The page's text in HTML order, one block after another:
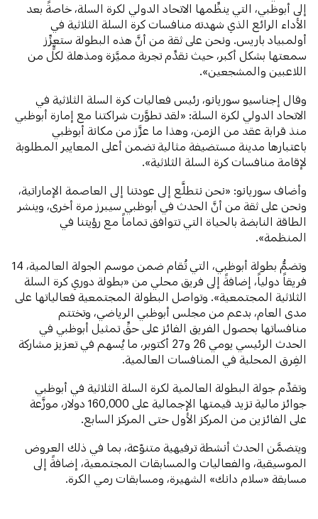
إلى أبوظبي، التي ينظِّمها الاتحاد الدولي لكرة السلة، خاصةً بعد
الأداء الرائع الذي شهدته منافسات كرة السلة الثلاثية في
أولمبياد باريس. ونحن على ثقة من أنَّ هذه البطولة ستعزِّز
سمعتها بشكل أكبر، حيث نقدِّم تجربة مميَّزة ومذهلة لكلٍّ من
اللاعبين والمشجعين».
وقال إجناسيو سوريانو، رئيس فعاليات كرة السلة الثلاثية في
الاتحاد الدولي لكرة السلة: «لقد تطوَّرت شراكتنا مع إمارة أبوظبي
منذ قرابة عقد من الزمن، وهذا ما عزَّز من مكانة أبوظبي
باعتبارها مدينة مستضيفة مثالية تضمن أعلى المعايير المطلوبة
لإقامة منافسات كرة السلة الثلاثية».
وأضاف سوريانو: «نحن نتطلَّع إلى عودتنا إلى العاصمة الإماراتية،
ونحن على ثقة من أنَّ الحدث في أبوظبي سيبرز مرة أخرى، وينشر
الطاقة النابضة بالحياة التي تتوافق تماماً مع رؤيتنا في
المنظمة».
وتضمُّ بطولة أبوظبي، التي تُقام ضمن موسم الجولة العالمية، 14
فريقاً دولياً، إضافةً إلى فريق محلي من «بطولة دوري كرة السلة
الثلاثية المجتمعية». وتواصل البطولة المجتمعية فعالياتها على
مدى العام، بدعم من مجلس أبوظبي الرياضي، وتختتم
منافساتها بحصول الفريق الفائز على حقِّ تمثيل أبوظبي في
الحدث الرئيسي يومي 26 و27 أكتوبر، ما يُسهم في تعزيز مشاركة
الفِرق المحلية في المنافسات العالمية.
وتقدِّم جولة البطولة العالمية لكرة السلة الثلاثية في أبوظبي
جوائز مالية تزيد قيمتها الإجمالية على 160,000 دولار، موزَّعة
على الفائزين من المركز الأول حتى المركز السابع.
ويتضمَّن الحدث أنشطة ترفيهية متنوّعة، بما في ذلك العروض
الموسيقية، والفعاليات والمسابقات المجتمعية، إضافةً إلى
مسابقة «سلام دانك» الشهيرة، ومسابقات رمي الكرة.